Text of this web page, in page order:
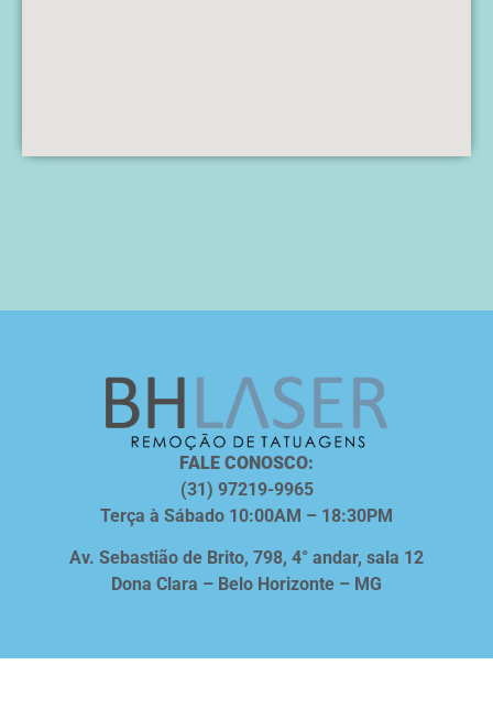
FALE CONOSCO:
(31) 97219-9965
Terça à Sábado 10:00AM – 18:30PM
Av. Sebastião de Brito, 798, 4° andar, sala 12
Dona Clara – Belo Horizonte – MG